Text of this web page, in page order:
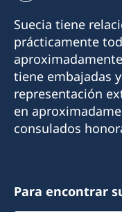
Email:
Teléfono: +51
Visitas: solo con
teléfono o email)
Cónsul Honorario:
En el consulado
consular y un
Email asuntos
Email asuntos
Horario de
12:00 hrs
Suecia tiene
prácticamente
tiene embajadas
representación
en
consulados
Para encontrar